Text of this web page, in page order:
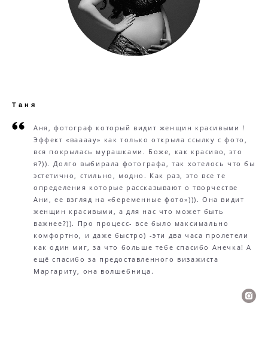
Таня
Аня, фотограф который видит женщин красивыми !
Эффект «ваааау» как только открыла ссылку с фото,
вся покрылась мурашками. Боже, как красиво, это
я?)). Долго выбирала фотографа, так хотелось что бы
эстетично, стильно, модно. Как раз, это все те
определения которые рассказывают о творчестве
Ани, ее взгляд на «беременные фото»))). Она видит
женщин красивыми, а для нас что может быть
важнее?)). Про процесс- все было максимально
комфортно, и даже быстро) -эти два часа пролетели
как один миг, за что больше тебе спасибо Анечка! А
ещё спасибо за предоставленного визажиста
Маргариту, она волшебница.